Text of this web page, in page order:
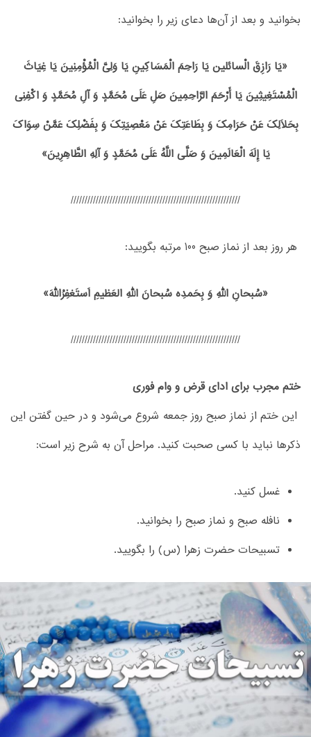
بخوانید و بعد از آن‌ها دعای زیر را بخوانید:
«یَا رَازِقَ‏ الْسائلین یَا رَاحِمَ الْمَسَاکِینِ یَا وَلِیَّ الْمُؤْمِنِینَ یَا غِیَاثَ‏
الْمُسْتَغِیثِینَ‏ یَا أَرْحَمَ‏ الرَّاحِمِینَ‏ صَلِ‏ عَلَى مُحَمَّدٍ وَ آلِ‏ مُحَمَّدٍ وَ اکْفِنِی‏
بِحَلَالِکَ‏ عَنْ‏ حَرَامِکَ‏ وَ بِطَاعَتِکَ‏ عَنْ‏ مَعْصِیَتِکَ‏ وَ بِفَضْلِکَ عَمَّنْ سِوَاکَ
یَا إِلَهَ الْعَالَمِینَ‏ وَ صَلَّى‏ اللَّهُ‏ عَلَى‏ مُحَمَّدٍ وَ آلِهِ‏ الطَّاهِرِینَ»
/////////////////////////////////////////////////////////////
هر روز بعد از نماز صبح 100 مرتبه بگویید:
«سُبحانِ اللهِ وَ بِحَمدِه سُبحانَ اللهِ العَظیمِ اَستَغفِرُاللهَ»
/////////////////////////////////////////////////////////////
ختم مجرب برای ادای قرض و وام فوری
این ختم از نماز صبح روز جمعه شروع می‌شود و در حین گفتن این
ذکر‌ها نباید با کسی صحبت کنید. مراحل آن به شرح زیر است:
غسل کنید.
نافله صبح و نماز صبح را بخوانید.
تسبیحات حضرت زهرا (س) را بگویید.